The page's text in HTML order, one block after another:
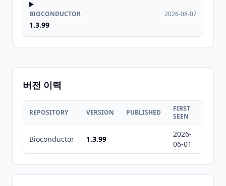
BIOCONDUCTOR
1.3.99
2026-08-07
버전 이력
REPOSITORY VERSION PUBLISHED
FIRST
SEEN
Bioconductor 1.3.99
2026-
06-01